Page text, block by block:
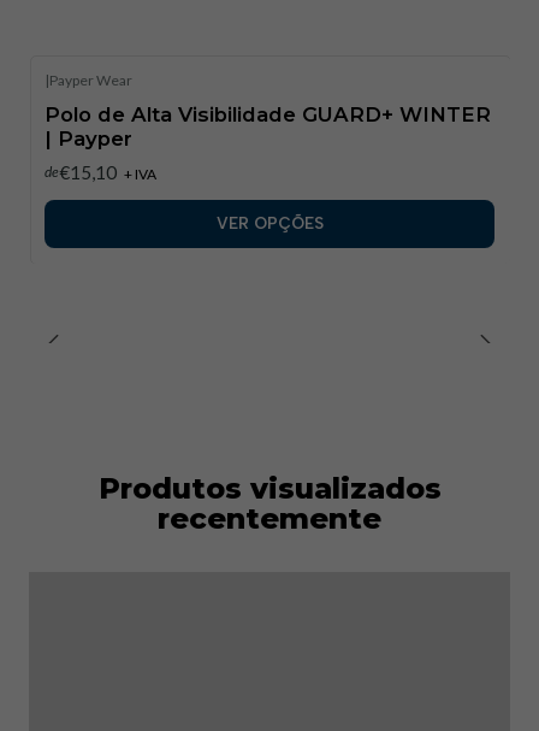
|Payper Wear
Polo de Alta Visibilidade GUARD+ WINTER
| Payper​
de€15,10 + IVA
VER OPÇÕES
Produtos visualizados
recentemente